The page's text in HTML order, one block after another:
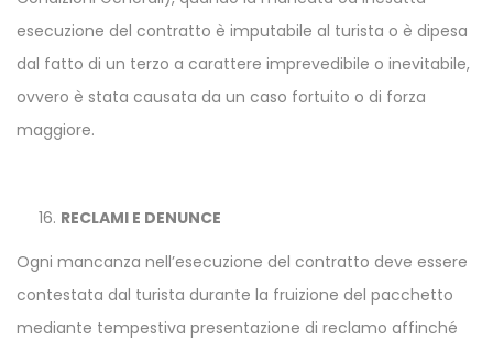
esecuzione del contratto è imputabile al turista o è dipesa
dal fatto di un terzo a carattere imprevedibile o inevitabile,
ovvero è stata causata da un caso fortuito o di forza
maggiore.
RECLAMI E DENUNCE
Ogni mancanza nell’esecuzione del contratto deve essere
contestata dal turista durante la fruizione del pacchetto
mediante tempestiva presentazione di reclamo affinché